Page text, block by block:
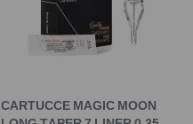
CARTUCCE MAGIC MOON